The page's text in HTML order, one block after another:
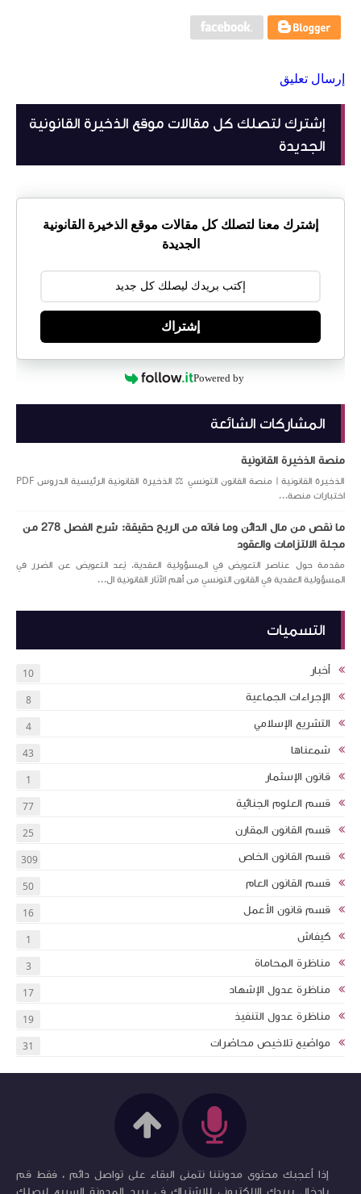
إرسال تعليق
إشترك لتصلك كل مقالات موقع الذخيرة القانونية
الجديدة
إشترك معنا لتصلك كل مقالات موقع الذخيرة القانونية
الجديدة
إشتراك
Powered by
المشاركات الشائعة
منصة الذخيرة القانونية
الذخيرة القانونية | منصة القانون التونسي ⚖️ الذخيرة القانونية الرئيسية الدروس PDF
اختبارات منصة...
ما نقص من مال الدائن وما فاته من الربح حقيقة: شرح الفصل 278 من
مجلة الالتزامات والعقود
مقدمة حول عناصر التعويض في المسؤولية العقدية. يُعد التعويض عن الضرر في
المسؤولية العقدية في القانون التونسي من أهم الآثار القانونية ال...
التسميات
أخبار 10
الإجراءات الجماعية 8
التشريع الإسلامي 4
شمعناها 43
قانون الإسثمار 1
قسم العلوم الجنائية 77
قسم القانون المقارن 25
قسم القانون الخاص 309
قسم القانون العام 50
قسم قانون الأعمل 16
كيفاش 1
مناظرة المحاماة 3
مناظرة عدول الإشهاد 17
مناظرة عدول التنفيذ 19
مواضيع تلاخيص محاضرات 31
إذا أعجبك محتوى مدونتنا نتمنى البقاء على تواصل دائم ، فقط قم